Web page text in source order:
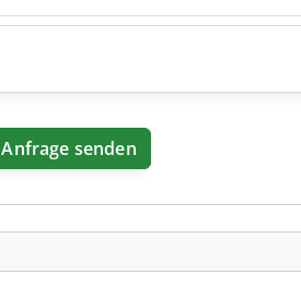
Anfrage senden